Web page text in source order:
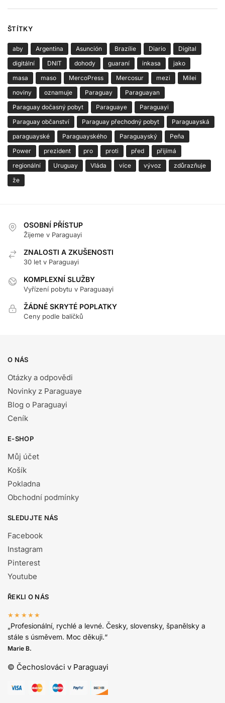
ŠTÍTKY
aby Argentina Asunción Brazílie Diario
Digital
digitální
DNIT dohody guaraní inkasa
jako
masa
maso MercoPress Mercosur mezi
Milei
noviny
oznamuje Paraguay
Paraguayan
Paraguay dočasný pobyt
Paraguaye
Paraguayi
Paraguay občanství
Paraguay přechodný pobyt
Paraguayská
paraguayské
Paraguayského Paraguayský
Peña
Power
prezident pro proti před
přijímá
regionální
Uruguay Vláda více vývoz
zdůrazňuje
že
OSOBNÍ PŘÍSTUP
Žijeme v Paraguayi
ZNALOSTI A ZKUŠENOSTI
30 let v Paraguayi
KOMPLEXNÍ SLUŽBY
Vyřízení pobytu v Paraguaayi
ŽÁDNÉ SKRYTÉ POPLATKY
Ceny podle balíčků
O NÁS
Otázky a odpovědi
Novinky z Paraguaye
Blog o Paraguayi
Ceník
E-SHOP
Můj účet
Košík
Pokladna
Obchodní podmínky
SLEDUJTE NÁS
Facebook
Instagram
Pinterest
Youtube
ŘEKLI O NÁS
★★★★★
„Profesionální, rychlé a levné. Česky, slovensky, španělsky a
stále s úsměvem. Moc děkuji.“
Marie B.
© Čechoslováci v Paraguayi